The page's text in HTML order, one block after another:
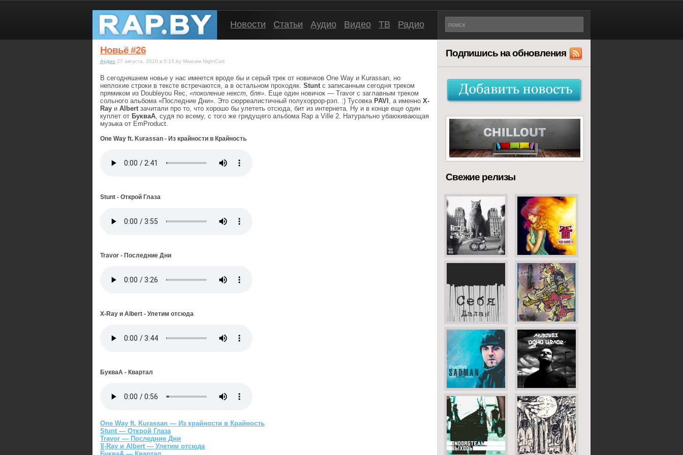
Новости Статьи Аудио Видео ТВ Радио
Новьё #26
Аудио 27 августа, 2010 в 0:15,by Максим NightCatt
В сегодняшнем новье у нас имеется вроде бы и серый трек от новичков One Way и Kurassan, но
неплохие строки в тексте встречаются, а в остальном проходяк. Stuntс записанным сегодня треком
прямиком из Doubleyou Rec, «поколение некст, бля». Еще один новичок — Travor с заглавным треком
сольного альбома «Последние Дни». Это сюрреалистичный полухоррор-рэп. :) Тусовка PAVI , а именно X-
Ray и Albertзачитали про то, что хорошо бы улететь отсюда, бит из интернета. Ну и в конце еще один
куплет от БукваА, судя по всему, с того же грядущего альбома Rap a Ville 2. Натурально убаюкивающая
музыка от EmProduct.
One Way ft. Kurassan - Из крайности в Крайность
Stunt - Открой Глаза
Travor - Последние Дни
X-Ray и Albert - Улетим отсюда
БукваА - Квартал
One Way ft. Kurassan — Из крайности в Крайность
Stunt — Открой Глаза
Travor — Последние Дни
][-Ray и Albert — Улетим отсюда
Подпишись на обновления
Свежие релизы